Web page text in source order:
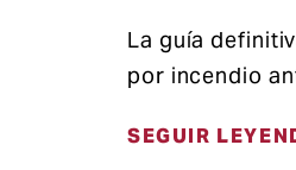
La guía
por incendio
SEGUIR